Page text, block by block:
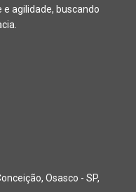
agilidade, buscando
Osasco - SP,